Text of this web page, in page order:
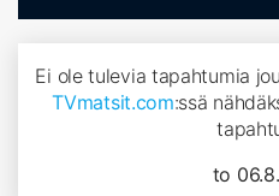
Ei ole tulevia tapahtumia
TVmatsit.com:ssä
to